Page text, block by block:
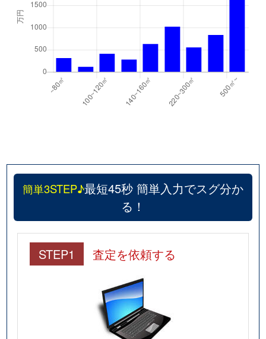
簡単3STEP♪最短45秒 簡単入力でスグ分か
る！
STEP1 査定を依頼する